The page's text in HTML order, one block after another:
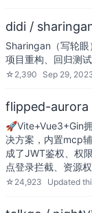
didi /
Sharingan（写轮
项目重构、回归测试
☆ 2,390 Sep 29,
flipped-
🚀Vite+Vue3+Gin
决方案，内置mcp
成了JWT鉴权、权
点登录拦截、资源
☆ 24,923 Updated